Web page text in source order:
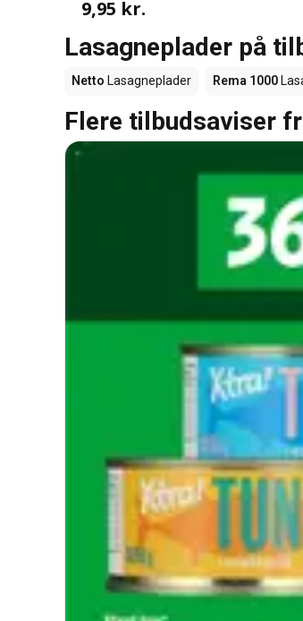
9,95 kr.
Lasagneplader på
Netto Lasagneplader Rema 1000
Flere tilbudsaviser